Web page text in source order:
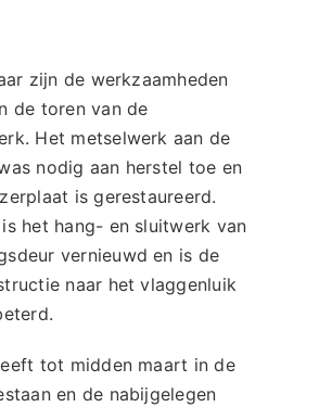
zijn de werkzaamheden
de toren van de
Het metselwerk aan de
nodig aan herstel toe en
is gerestaureerd.
het hang- en sluitwerk van
vernieuwd en is de
naar het vlaggenluik
tot midden maart in de
en de nabijgelegen